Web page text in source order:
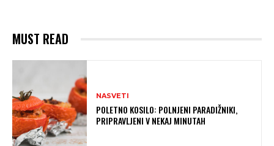
MUST READ
NASVETI
POLETNO KOSILO: POLNJENI PARADIŽNIKI,
PRIPRAVLJENI V NEKAJ MINUTAH